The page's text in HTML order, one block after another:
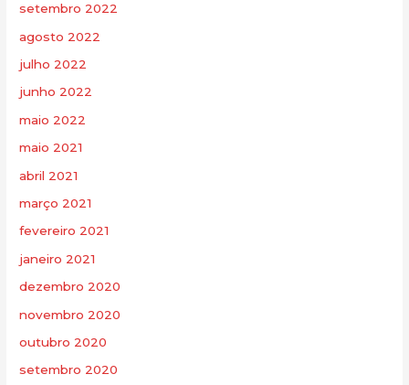
setembro 2022
agosto 2022
julho 2022
junho 2022
maio 2022
maio 2021
abril 2021
março 2021
fevereiro 2021
janeiro 2021
dezembro 2020
novembro 2020
outubro 2020
setembro 2020